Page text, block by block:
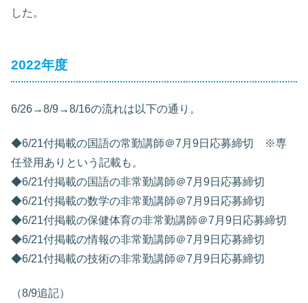
した。
2022年度
6/26→8/9→8/16の流れは以下の通り。
◆6/21付掲載の国語の常勤講師＠7月9日応募締切 ※専
任登用ありという記載も。
◆6/21付掲載の国語の非常勤講師＠7月9日応募締切
◆6/21付掲載の数学の非常勤講師＠7月9日応募締切
◆6/21付掲載の保健体育の非常勤講師＠7月9日応募締切
◆6/21付掲載の情報の非常勤講師＠7月9日応募締切
◆6/21付掲載の技術の非常勤講師＠7月9日応募締切
（8/9追記）